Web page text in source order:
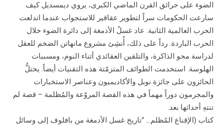
الضوء على حرائق القرن الماضي الكبرى، يروي ديمسديل كيف
سارعت الحكومات سراً لتطوير عقاقير للاستجواب عندما اندلعت
الحرب العالمية الثانية. عاد غسلُ الأدمغة إلى دائرة الضوء خلال
الحرب الباردة. رداً على ذلك، أُنشِئ مشروع مانهاتن الضخم للعقل
لدراسة محو الذاكرة، والتلقين العقائدي أثناء النوم، ومسببات
الهلوسة. استخدمت الطوائف المتزمّتة هذه التقنيات أيضاً. يحتلُّ
الحائزون على جائزة نوبل والأكاديميون وعناصر الاستخبارات
والمجرمون دوراً مهماً في هذه القصة المروّعة والمُظلمة – قصة لم
تنتهِ أحداثها بعد.
كتاب (الإقناع المُظلم… “تاريخ غسل الأدمغة من بافلوف إلى وسائل